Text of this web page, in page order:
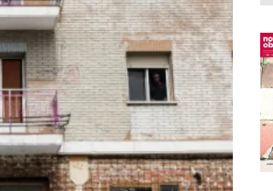
Tribuna
Blog Sembrando sueños,
recogiendo humanidad
Blog Mensajes guardados
La columna